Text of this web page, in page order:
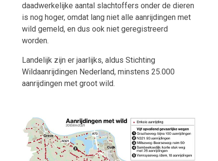
daadwerkelijke aantal slachtoffers onder de dieren
is nog hoger, omdat lang niet alle aanrijdingen met
wild gemeld, en dus ook niet geregistreerd
worden.
Landelijk zijn er jaarlijks, aldus Stichting
Wildaanrijdingen Nederland, minstens 25.000
aanrijdingen met groot wild.